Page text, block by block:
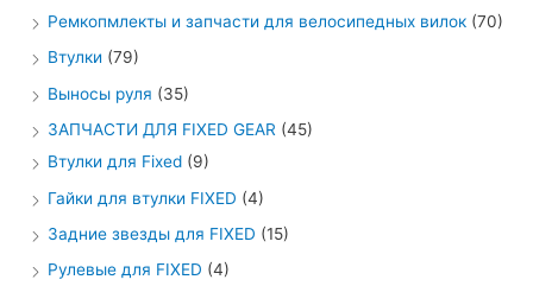
Ремкопмлекты и запчасти для велосипедных вилок (70)
Втулки (79)
Выносы руля (35)
ЗАПЧАСТИ ДЛЯ FIXED GEAR (45)
Втулки для Fixed (9)
Гайки для втулки FIXED (4)
Задние звезды для FIXED (15)
Рулевые для FIXED (4)